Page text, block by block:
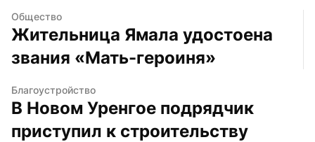
Общество
Жительница Ямала удостоена
звания «Мать-героиня»
Благоустройство
В Новом Уренгое подрядчик
приступил к строительству